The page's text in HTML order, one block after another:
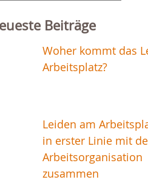
Beiträge
Woher kommt das
Arbeitsplatz?
Leiden am
in erster Linie mit
Arbeitsorganisation
zusammen